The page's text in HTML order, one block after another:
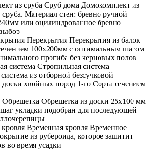
Сруб дома Домокомплект из
сруба. Материал стен: бревно ручной
или оцилиндрованное бревно
Перекрытия Перекрытия из балок
100х200мм с оптимальным шагом
прогиба без черновых полов
Стропильная система
из отборной безсучковой
доски хвойных пород 1-го Сорта сечением
Обрешетка Обрешетка из доски 25х100 мм
укладки подобран для последующей
Временная кровля Временное
из рубероида, которое защитит
во время усадки